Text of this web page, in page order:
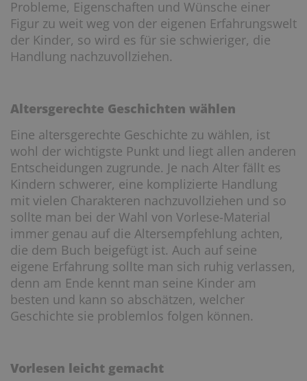
Probleme, Eigenschaften und Wünsche einer
Figur zu weit weg von der eigenen Erfahrungswelt
der Kinder, so wird es für sie schwieriger, die
Handlung nachzuvollziehen.
Altersgerechte Geschichten wählen
Eine altersgerechte Geschichte zu wählen, ist
wohl der wichtigste Punkt und liegt allen anderen
Entscheidungen zugrunde. Je nach Alter fällt es
Kindern schwerer, eine komplizierte Handlung
mit vielen Charakteren nachzuvollziehen und so
sollte man bei der Wahl von Vorlese-Material
immer genau auf die Altersempfehlung achten,
die dem Buch beigefügt ist. Auch auf seine
eigene Erfahrung sollte man sich ruhig verlassen,
denn am Ende kennt man seine Kinder am
besten und kann so abschätzen, welcher
Geschichte sie problemlos folgen können.
Vorlesen leicht gemacht